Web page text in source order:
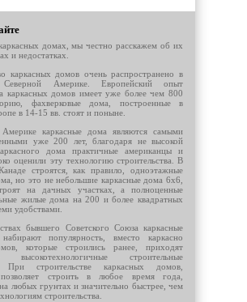
Строительство бани своими руками:
Недвижимость в городе Энгельс
Какой грунт купить на свой
домах, мы честно расскажем об их
и недостатках.
каркасных домов очень распространено в
Америке. Европейский опыт
каркасных домов имеет уже более чем 800
фахверковые дома, построенные в
в 14-15 вв. стоят и поныне.
каркасные дома являются самыми
уже 200 лет, благодаря не высокой
дома практичные американцы и
оценили эту технологию строительства. В
строятся, как правило, одноэтажные
но это не небольшие каркасные дома 6х6,
на дачных участках, а полноценные
жилые дома на 200 и более квадратных
удобствами.
бывшего Советского Союза каркасные
популярность, вместо каркасно
которые строились ранее, приходят
высокотехнологичные строительные
При строительстве каркасных домов,
позволяет строить в любое время года,
любых грунтах и значительно быстрее, чем
строительства.